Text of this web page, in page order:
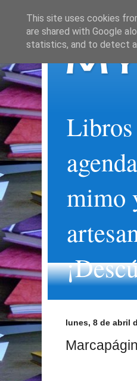
Libros
mimo
lunes, 8 de abril
This site uses cookies
are shared with Google
statistics, and to detect